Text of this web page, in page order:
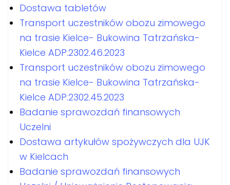
Dostawa tabletów
Transport uczestników obozu zimowego
na trasie Kielce- Bukowina Tatrzańska-
Kielce ADP.2302.46.2023
Transport uczestników obozu zimowego
na trasie Kielce- Bukowina Tatrzańska-
Kielce ADP.2302.45.2023
Badanie sprawozdań finansowych
Uczelni
Dostawa artykułów spożywczych dla UJK
w Kielcach
Badanie sprawozdań finansowych